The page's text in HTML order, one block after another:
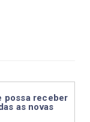
possa receber
as novas